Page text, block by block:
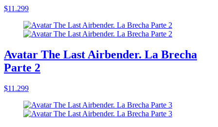
$11.299
Avatar The Last Airbender. La Brecha
Parte 2
$11.299